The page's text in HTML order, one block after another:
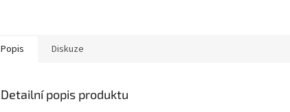
Popis Diskuze
Detailní popis produktu